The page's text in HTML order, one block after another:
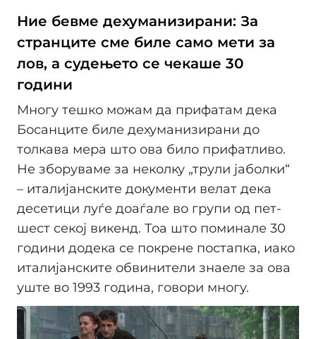
Ние бевме дехуманизирани: За
странците сме биле само мети за
лов, а судењето се чекаше 30
години
Многу тешко можам да прифатам дека
Босанците биле дехуманизирани до
толкава мера што ова било прифатливо.
Не зборуваме за неколку „трули јаболки“
– италијанските документи велат дека
десетици луѓе доаѓале во групи од пет-
шест секој викенд. Тоа што поминале 30
години додека се покрене постапка, иако
италијанските обвинители знаеле за ова
уште во 1993 година, говори многу.